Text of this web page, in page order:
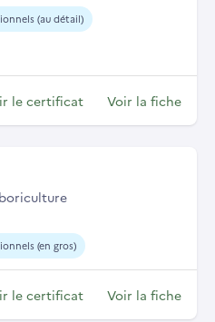
(au détail)
le certificat Voir la fiche
(en gros)
le certificat Voir la fiche